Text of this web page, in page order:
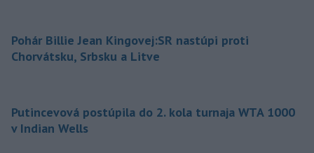
Pohár Billie Jean Kingovej:SR nastúpi proti
Chorvátsku, Srbsku a Litve
Putincevová postúpila do 2. kola turnaja WTA 1000
v Indian Wells